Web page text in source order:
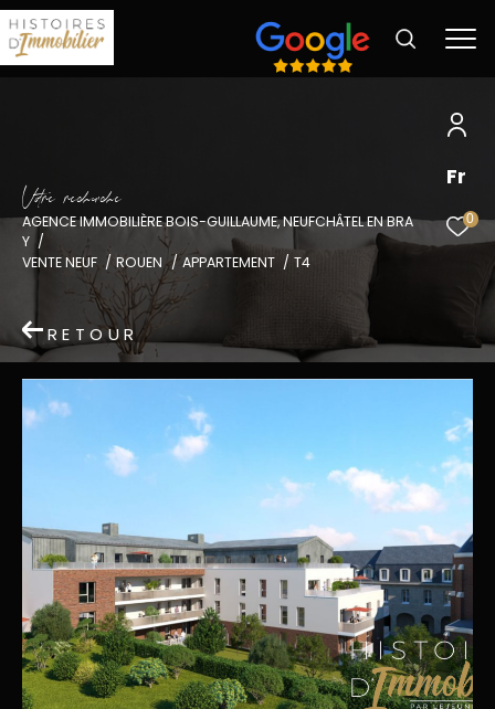
Fr
0
Vore recece
AGENCE IMMOBILIÈRE BOIS-GUILLAUME, NEUFCHÂTEL EN BRA
Y
VENTE NEUF
ROUEN APPARTEMENT T4
RETOUR